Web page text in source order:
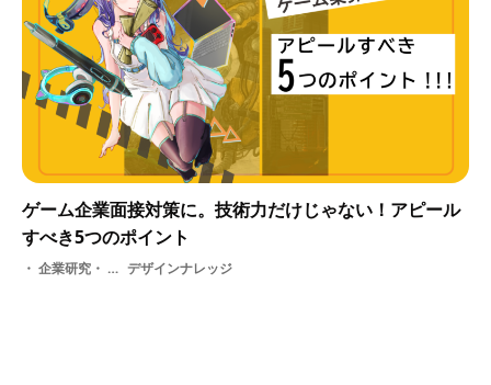
ゲーム企業面接対策に。技術力だけじゃない！アピール
すべき5つのポイント
企業研究・ ゲーム業界・ 業界研究・ イラストレーター デザインナレッジ